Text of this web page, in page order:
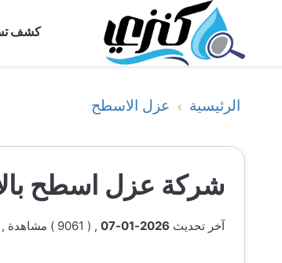
كشف
الرئيسية عزل الاسطح
شركة عزل اسطح
آخر تحديث 2026-01-07 , ( 9061 ) مشاهدة , ( 0